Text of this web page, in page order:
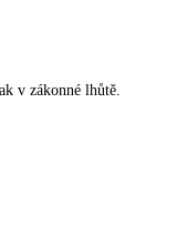
v zákonné lhůtě.